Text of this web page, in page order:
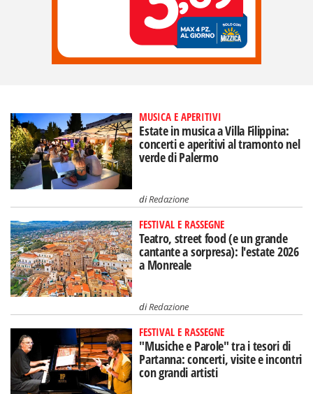
MUSICA E APERITIVI
Estate in musica a Villa Filippina:
concerti e aperitivi al tramonto nel
verde di Palermo
diRedazione
FESTIVAL E RASSEGNE
Teatro, street food (e un grande
cantante a sorpresa): l'estate 2026
a Monreale
diRedazione
FESTIVAL E RASSEGNE
"Musiche e Parole" tra i tesori di
Partanna: concerti, visite e incontri
con grandi artisti